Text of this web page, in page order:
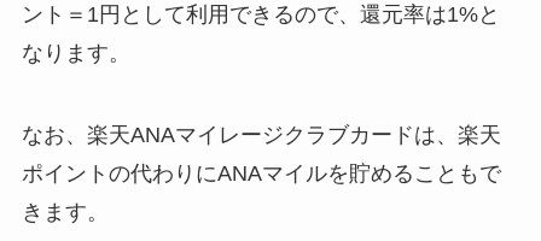
ント＝1円として利用できるので、還元率は1%と
なります。
なお、楽天ANAマイレージクラブカードは、楽天
ポイントの代わりにANAマイルを貯めることもで
きます。